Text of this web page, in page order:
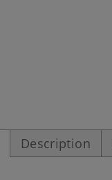
Description